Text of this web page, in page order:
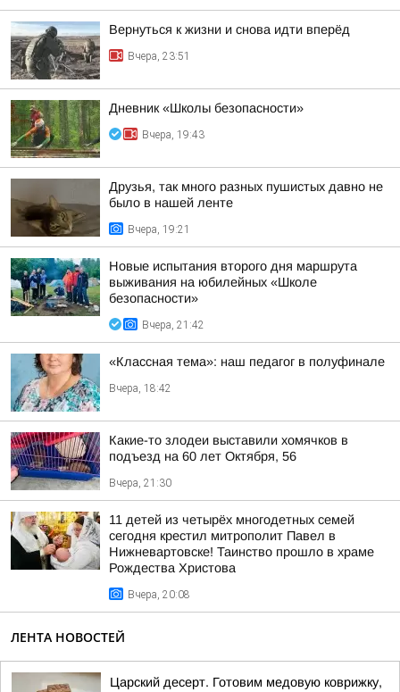
Вернуться к жизни и снова идти вперёд
Вчера, 23:51
Дневник «Школы безопасности»
Вчера, 19:43
Друзья, так много разных пушистых давно не
было в нашей ленте
Вчера, 19:21
Новые испытания второго дня маршрута
выживания на юбилейных «Школе
безопасности»
Вчера, 21:42
«Классная тема»: наш педагог в полуфинале
Вчера, 18:42
Какие-то злодеи выставили хомячков в
подъезд на 60 лет Октября, 56
Вчера, 21:30
11 детей из четырёх многодетных семей
сегодня крестил митрополит Павел в
Нижневартовске! Таинство прошло в храме
Рождества Христова
Вчера, 20:08
ЛЕНТА НОВОСТЕЙ
Царский десерт. Готовим медовую коврижку,